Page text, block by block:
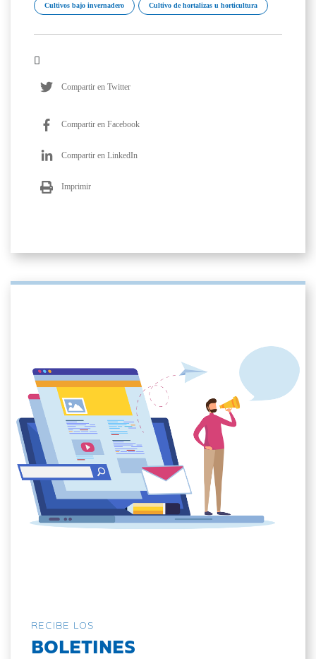
Cultivos bajo invernadero Cultivo de hortalizas u horticultura
Compartir en Twitter
Compartir en Facebook
Compartir en LinkedIn
Imprimir
RECIBE LOS
BOLETINES